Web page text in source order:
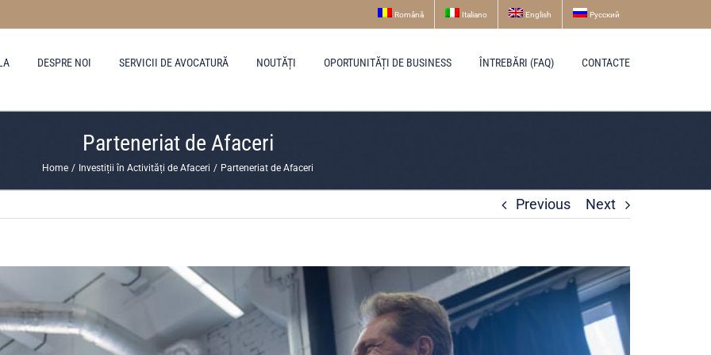
Română Italiano English Русский
DESPRE NOI SERVICII DE AVOCATURĂ NOUTĂȚI OPORTUNITĂȚI DE BUSINESS ÎNTREBĂRI (FAQ) CONTACTE
Parteneriat de Afaceri
Home Investiții în Activități de Afaceri Parteneriat de Afaceri
Previous Next